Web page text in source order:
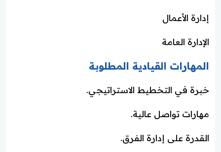
إدارة الأعمال
الإدارة العامة
المهارات القيادية المطلوبة
خبرة في التخطيط الاستراتيجي.
مهارات تواصل عالية.
القدرة على إدارة الفرق.